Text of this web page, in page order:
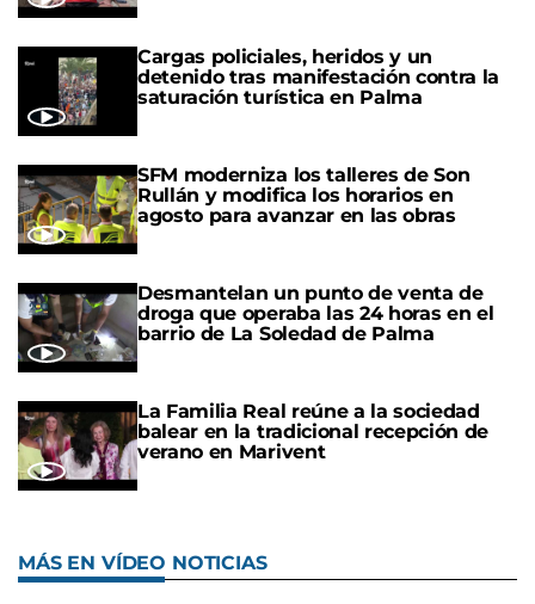
Cargas policiales, heridos y un
detenido tras manifestación contra la
saturación turística en Palma
SFM moderniza los talleres de Son
Rullán y modifica los horarios en
agosto para avanzar en las obras
Desmantelan un punto de venta de
droga que operaba las 24 horas en el
barrio de La Soledad de Palma
La Familia Real reúne a la sociedad
balear en la tradicional recepción de
verano en Marivent
MÁS EN VÍDEO NOTICIAS